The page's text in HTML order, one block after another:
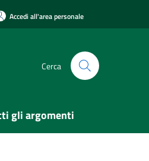
Accedi all'area personale
Cerca
gli argomenti